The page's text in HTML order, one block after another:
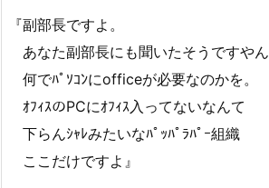
『副部長ですよ。
あなた副部長にも聞いたそうですやん
何でﾊﾟｿｺﾝにofficeが必要なのかを。
ｵﾌｨｽのPCにｵﾌｨｽ入ってないなんて
下らんｼｬﾚみたいなﾊﾟｯﾊﾟﾗﾊﾟｰ組織
ここだけですよ』